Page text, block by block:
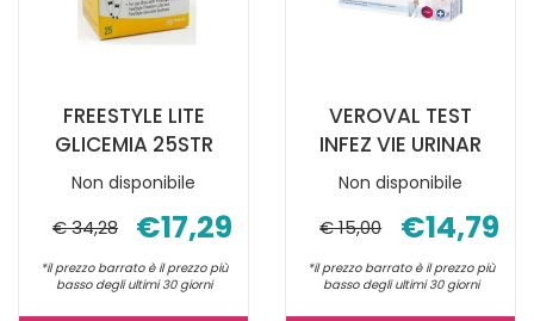
FREESTYLE LITE
GLICEMIA 25STR
Non disponibile
€ 34,28 €17,29
*il prezzo barrato è il prezzo più
basso degli ultimi 30 giorni
VEROVAL TEST
INFEZ VIE URINAR
Non disponibile
€ 15,00 €14,79
*il prezzo barrato è il prezzo più
basso degli ultimi 30 giorni